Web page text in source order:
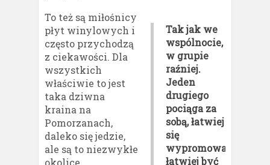
Tak jak we
wspólnocie,
w grupie
raźniej.
Jeden
drugiego
pociąga za
sobą, łatwiej
się
wypromować,
łatwiej być
To też są miłośnicy
płyt winylowych i
często przychodzą
z ciekawości. Dla
wszystkich
właściwie to jest
taka dziwna
kraina na
Pomorzanach,
daleko się jedzie,
ale są to niezwykłe
okolice.